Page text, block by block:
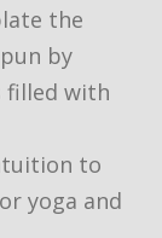
the
by
filled with
to
yoga and